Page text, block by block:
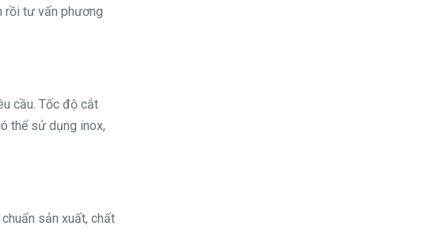
rồi tư vấn phương
cầu. Tốc độ cắt
thể sử dụng inox,
sản xuất, chất